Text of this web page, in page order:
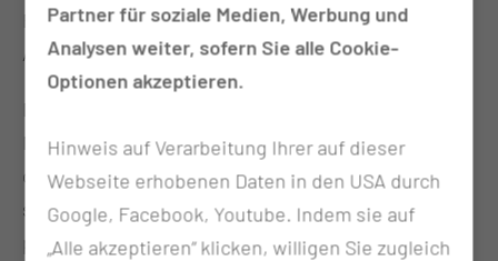
Erkrankungen helfen, sich spielerisch mit dem
Ablauf einer MRT vertraut zu machen.
Der „MiniTOM Kids“ funktioniert wie ein Miniatur-
MRT: Kinder können Kuscheltiere oder Puppen
durch die kleine Röhre fahren lassen und so
spielerisch erleben, was bei einer Untersuchung
passiert. Ergänzt wird das Angebot durch einen
Partner für soziale Medien, Werbung und
Analysen weiter, sofern Sie alle Cookie-
Optionen akzeptieren.
Hinweis auf Verarbeitung Ihrer auf dieser
Webseite erhobenen Daten in den USA durch
Google, Facebook, Youtube. Indem sie auf
„Alle akzeptieren“ klicken, willigen Sie zugleich